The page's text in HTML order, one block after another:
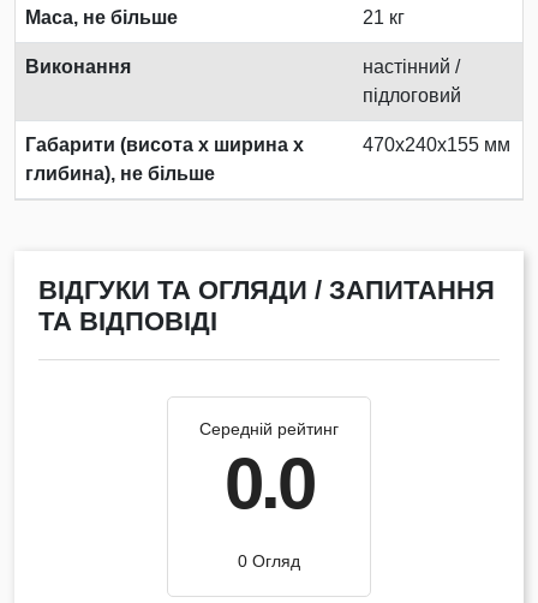
Маса, не більше 21 кг
Виконання
настінний /
підлоговий
Габарити (висота х ширина х
глибина), не більше
470x240x155 мм
ВІДГУКИ ТА ОГЛЯДИ / ЗАПИТАННЯ
ТА ВІДПОВІДІ
Середній рейтинг
0.0
0 Огляд